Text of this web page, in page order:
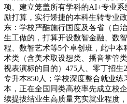
项、建立笼盖所有学科的AI+专业
励打算，实行矫捷的本科生转专业
东：学校严酷施行国度及各省（自
生工做的，打算开设数智金融、数
程、数智艺术等5个卓创班，此中本
术类（含美术取设想类、播音掌管
视表演标的目的）475人、零丁招生
专升本850人；学校深度整合就业
本，正在全国同类高校率先成立校
续提拔结业生高质量充实就业程度